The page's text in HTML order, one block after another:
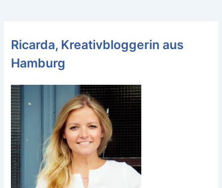
Ricarda, Kreativbloggerin aus
Hamburg